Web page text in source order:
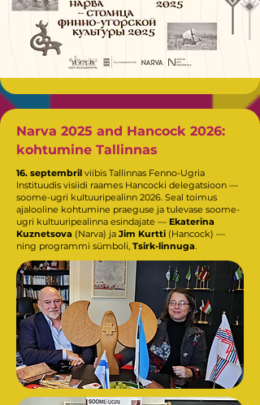
Narva 2025 and Hancock 2026:
kohtumine Tallinnas
16. septembril viibis Tallinnas Fenno-Ugria
Instituudis visiidi raames Hancocki delegatsioon —
soome-ugri kultuuripealinn 2026. Seal toimus
ajalooline kohtumine praeguse ja tulevase soome-
ugri kultuuripealinna esindajate — Ekaterina
Kuznetsova (Narva) ja Jim Kurtti (Hancock) —
ning programmi sümboli, Tsirk-linnuga.